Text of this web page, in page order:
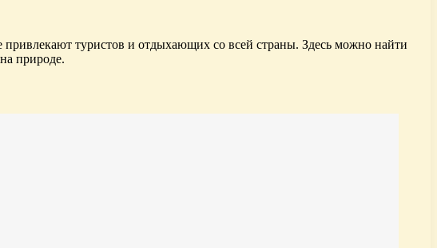
привлекают туристов и отдыхающих со всей страны. Здесь можно найти
природе.